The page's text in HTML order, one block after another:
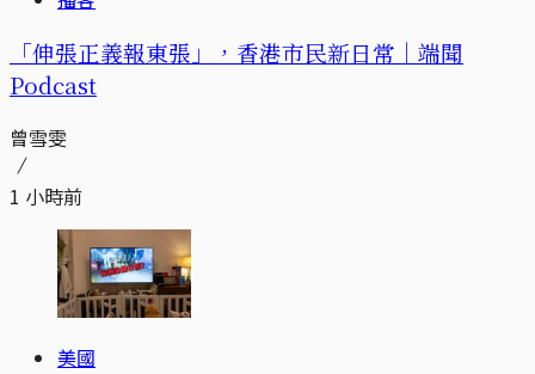
「伸張正義報東張」，香港市民新日常｜端聞
Podcast
曾雪雯
1 小時前
美國